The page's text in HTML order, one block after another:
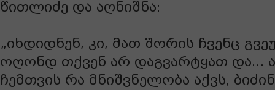
წითლიძე და აღნიშნა:
„იხდიდნენ, კი, მათ შორის ჩვენც
ოღონდ თქვენ არ დაგვარტყათ და…
ჩემთვის რა მნიშვნელობა აქვს,